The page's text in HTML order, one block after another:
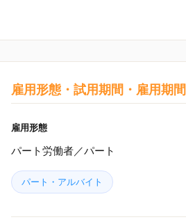
雇用形態・試用期間・雇用期間
雇用形態
パート労働者／パート
パート・アルバイト